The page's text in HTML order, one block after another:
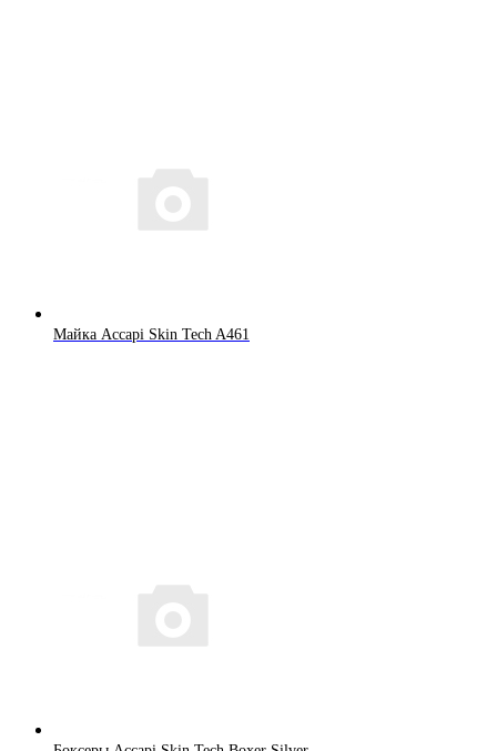
Майка Accapi Skin Tech A461